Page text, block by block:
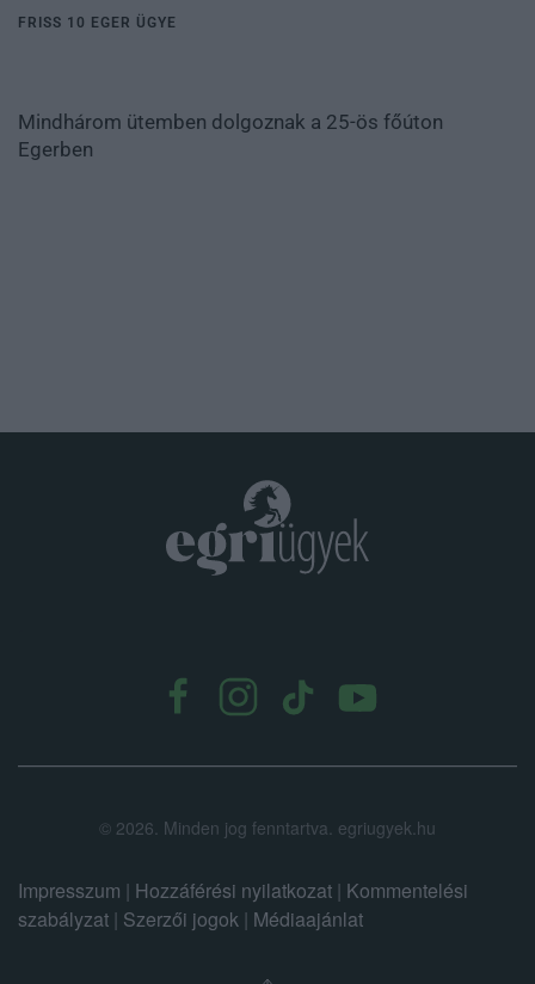
FRISS 10 EGER ÜGYE
Mindhárom ütemben dolgoznak a 25-ös főúton
Egerben
© 2026. Minden jog fenntartva. egriugyek.hu
Impresszum | Hozzáférési nyilatkozat | Kommentelési
szabályzat | Szerzői jogok | Médiaajánlat